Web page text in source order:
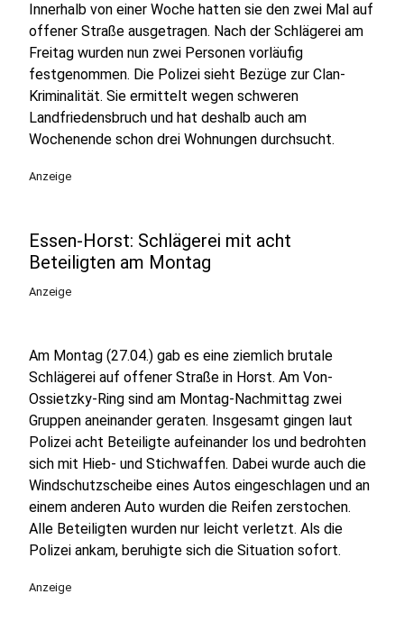
Innerhalb von einer Woche hatten sie den zwei Mal auf
offener Straße ausgetragen. Nach der Schlägerei am
Freitag wurden nun zwei Personen vorläufig
festgenommen. Die Polizei sieht Bezüge zur Clan-
Kriminalität. Sie ermittelt wegen schweren
Landfriedensbruch und hat deshalb auch am
Wochenende schon drei Wohnungen durchsucht.
Anzeige
Essen-Horst: Schlägerei mit acht
Beteiligten am Montag
Anzeige
Am Montag (27.04.) gab es eine ziemlich brutale
Schlägerei auf offener Straße in Horst. Am Von-
Ossietzky-Ring sind am Montag-Nachmittag zwei
Gruppen aneinander geraten. Insgesamt gingen laut
Polizei acht Beteiligte aufeinander los und bedrohten
sich mit Hieb- und Stichwaffen. Dabei wurde auch die
Windschutzscheibe eines Autos eingeschlagen und an
einem anderen Auto wurden die Reifen zerstochen.
Alle Beteiligten wurden nur leicht verletzt. Als die
Polizei ankam, beruhigte sich die Situation sofort.
Anzeige